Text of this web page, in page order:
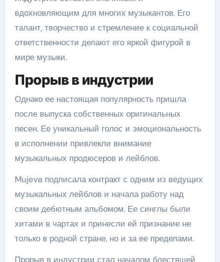
вдохновляющим для многих музыкантов. Его
талант, творчество и стремление к социальной
ответственности делают его яркой фигурой в
мире музыки.
Прорыв в индустрии
Однако ее настоящая популярность пришла
после выпуска собственных оригинальных
песен. Ее уникальный голос и эмоциональность
в исполнении привлекли внимание
музыкальных продюсеров и лейблов.
Mujeva подписала контракт с одним из ведущих
музыкальных лейблов и начала работу над
своим дебютным альбомом. Ее синглы были
хитами в чартах и принесли ей признание не
только в родной стране, но и за ее пределами.
Прорыв в индустрии стал началом блестящей